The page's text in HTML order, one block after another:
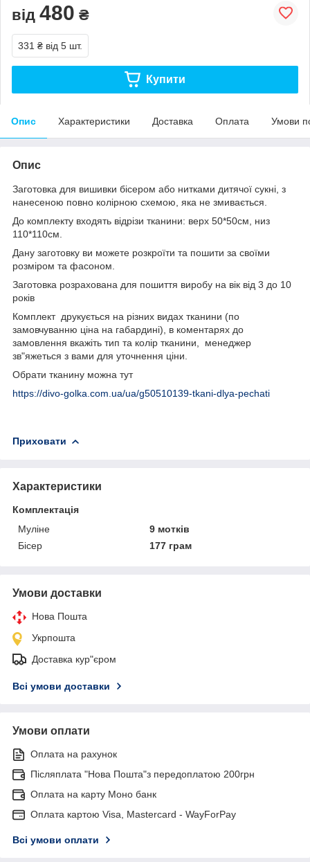
від 480 ₴
331 ₴ від 5 шт.
Купити
Опис Характеристики Доставка Оплата Умови
Опис
Заготовка для вишивки бісером або нитками дитячої сукні, з
нанесеною повно колірною схемою, яка не змивається.
До комплекту входять відрізи тканини: верх 50*50см, низ
110*110см.
Дану заготовку ви можете розкроїти та пошити за своїми
розміром та фасоном.
Заготовка розрахована для пошиття виробу на вік від 3 до 10
років
Комплект друкується на різних видах тканини (по
замовчуванню ціна на габардині), в коментарях до
замовлення вкажіть тип та колір тканини, менеджер
зв"яжеться з вами для уточнення ціни.
Обрати тканину можна тут
https://divo-golka.com.ua/ua/g50510139-tkani-dlya-pechati
Приховати
Характеристики
Комплектація
Муліне
9 мотків
Бісер
177 грам
Умови доставки
Нова Пошта
Укрпошта
Доставка кур"єром
Всі умови доставки
Умови оплати
Оплата на рахунок
Післяплата "Нова Пошта"з передоплатою 200грн
Оплата на карту Моно банк
Оплата картою Visa, Mastercard - WayForPay
Всі умови оплати